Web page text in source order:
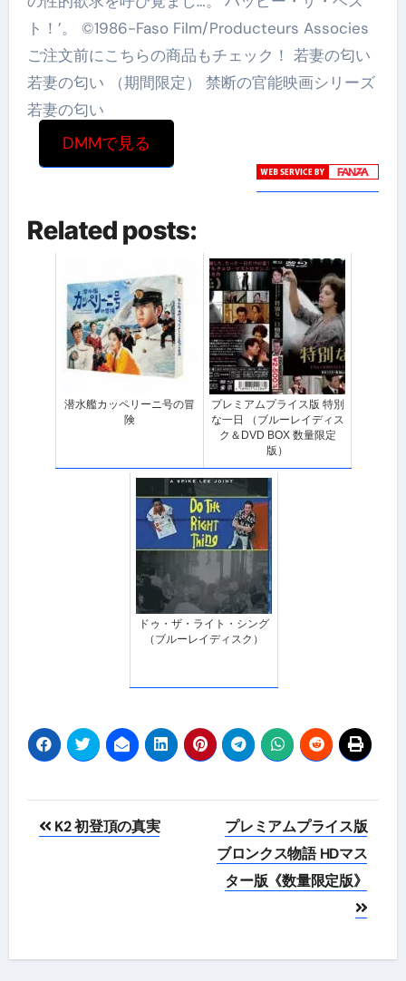
ト！’。 ©1986-Faso Film/Producteurs Associes
ご注文前にこちらの商品もチェック！ 若妻の匂い
若妻の匂い （期間限定） 禁断の官能映画シリーズ
若妻の匂い
DMMで見る
Related posts:
潜水艦カッペリーニ号の冒
険
プレミアムプライス版 特別
な一日 （ブルーレイディス
ク＆DVD BOX 数量限定
版）
ドゥ・ザ・ライト・シング
（ブルーレイディスク）
投
ゲ
K2 初登頂の真実
プレミアムプライス版
ブロンクス物語 HDマス
ター版《数量限定版》